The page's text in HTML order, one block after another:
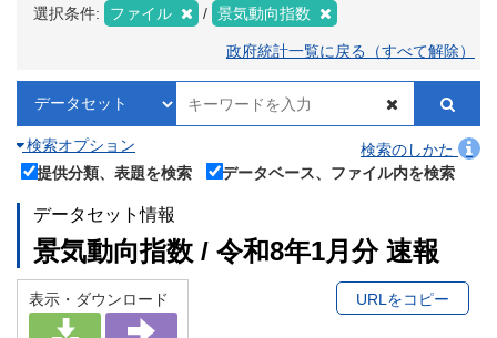
選択条件: ファイル 景気動向指数
政府統計一覧に戻る（すべて解除）
検索オプション
検索のしかた
提供分類、表題を検索
データベース、ファイル内を検索
データセット情報
景気動向指数 / 令和8年1月分 速報
表示・ダウンロード URLをコピー